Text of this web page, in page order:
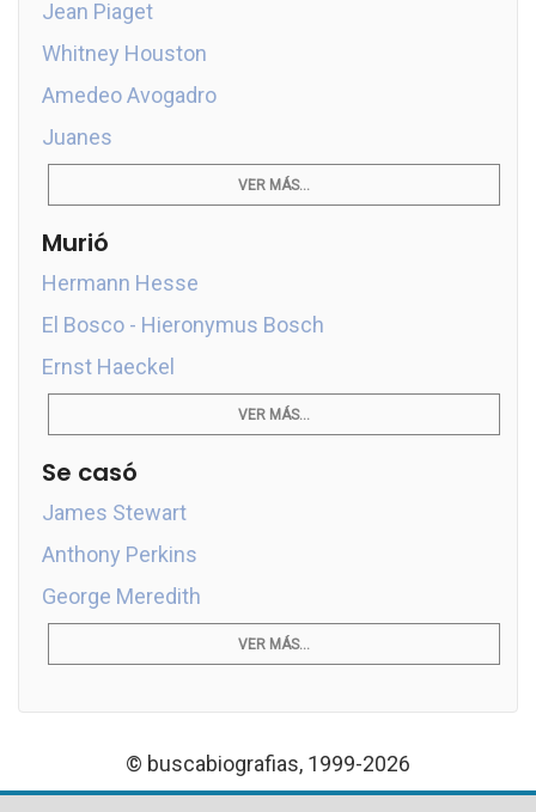
Jean Piaget
Whitney Houston
Amedeo Avogadro
Juanes
VER MÁS...
Murió
Hermann Hesse
El Bosco - Hieronymus Bosch
Ernst Haeckel
VER MÁS...
Se casó
James Stewart
Anthony Perkins
George Meredith
VER MÁS...
© buscabiografias, 1999-2026